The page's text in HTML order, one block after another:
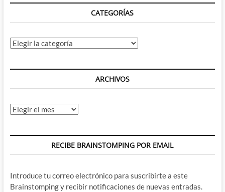
CATEGORÍAS
Categorías
ARCHIVOS
Archivos
RECIBE BRAINSTOMPING POR EMAIL
Introduce tu correo electrónico para suscribirte a este
Brainstomping y recibir notificaciones de nuevas entradas.